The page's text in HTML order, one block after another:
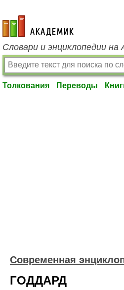
academic.ru
Словари и энциклопедии на
Толкования Переводы
Современная
ГОДДАРД